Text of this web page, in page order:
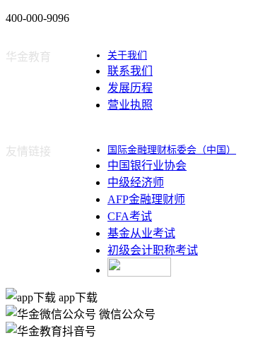
400-000-9096
华金教育 关于我们
联系我们
发展历程
营业执照
友情链接 国际金融理财标委会（中国）
中国银行业协会
中级经济师
AFP金融理财师
CFA考试
基金从业考试
初级会计职称考试
app下载
微信公众号